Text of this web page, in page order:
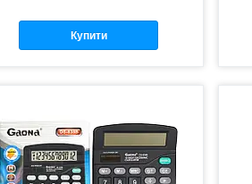
Купити